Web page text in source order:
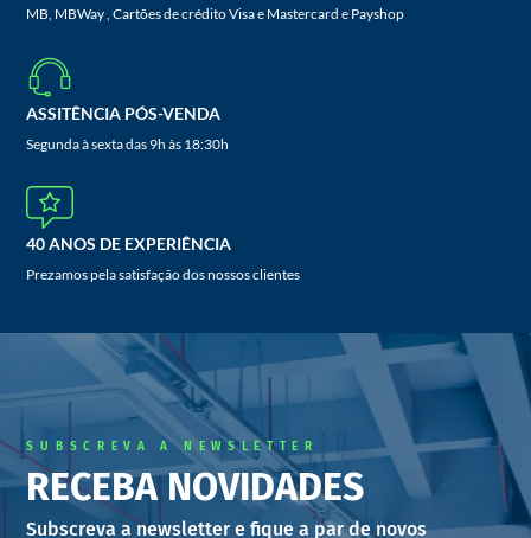
MB, MBWay , Cartões de crédito Visa e Mastercard e Payshop
ASSITÊNCIA PÓS-VENDA
Segunda à sexta das 9h às 18:30h
40 ANOS DE EXPERIÊNCIA
Prezamos pela satisfação dos nossos clientes
SUBSCREVA A NEWSLETTER
RECEBA NOVIDADES
Subscreva a newsletter e fique a par de novos